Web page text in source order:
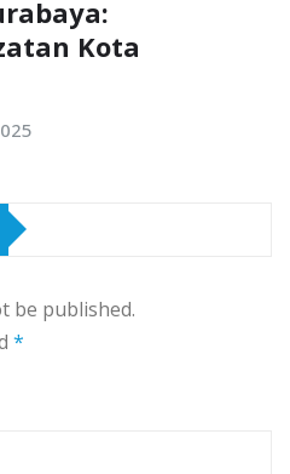
Kota
be published.
*